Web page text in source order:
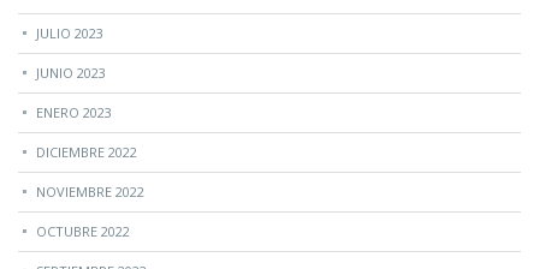
JULIO 2023
JUNIO 2023
ENERO 2023
DICIEMBRE 2022
NOVIEMBRE 2022
OCTUBRE 2022